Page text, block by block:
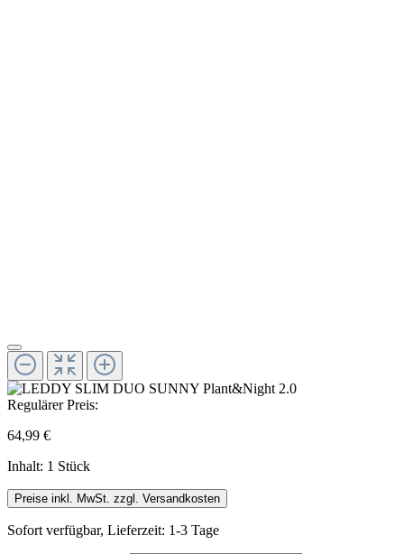
Regulärer Preis:
64,99 €
Inhalt: 1 Stück
Preise inkl. MwSt. zzgl. Versandkosten
Sofort verfügbar, Lieferzeit: 1-3 Tage